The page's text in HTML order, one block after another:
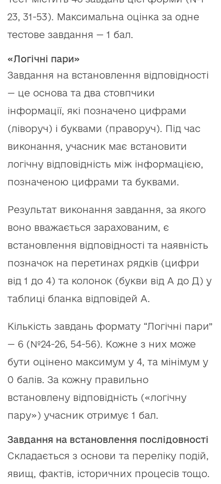
23, 31-53). Максимальна оцінка за одне
тестове завдання — 1 бал.
«Логічні пари»
Завдання на встановлення відповідності
— це основа та два стовпчики
інформації, які позначено цифрами
(ліворуч) і буквами (праворуч). Під час
виконання, учасник має встановити
логічну відповідність між інформацією,
позначеною цифрами та буквами.
Результат виконання завдання, за якого
воно вважається зарахованим, є
встановлення відповідності та наявність
позначок на перетинах рядків (цифри
від 1 до 4) та колонок (букви від А до Д) у
таблиці бланка відповідей А.
Кількість завдань формату “Логічні пари”
— 6 (№24-26, 54-56). Кожне з них може
бути оцінено максимум у 4, та мінімум у
0 балів. За кожну правильно
встановлену відповідність («логічну
пару») учасник отримує 1 бал.
Завдання на встановлення послідовності
Складається з основи та переліку подій,
явищ, фактів, історичних процесів тощо.